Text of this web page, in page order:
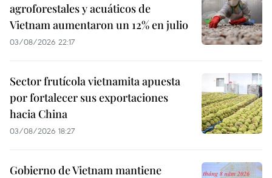
agroforestales y acuáticos de
Vietnam aumentaron un 12% en julio
03/08/2026 22:17
Sector frutícola vietnamita apuesta
por fortalecer sus exportaciones
hacia China
03/08/2026 18:27
Gobierno de Vietnam mantiene